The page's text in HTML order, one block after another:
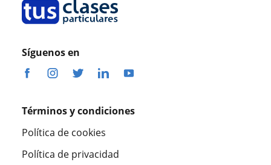
Síguenos en
Términos y condiciones
Política de cookies
Política de privacidad